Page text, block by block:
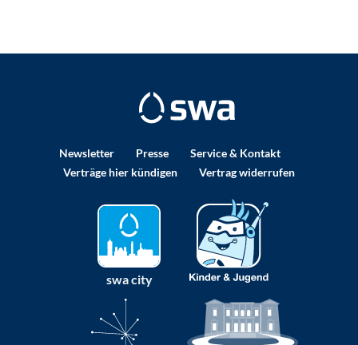
Newsletter Presse
Service & Kontakt
Verträge hier kündigen
Vertrag widerrufen
swa city